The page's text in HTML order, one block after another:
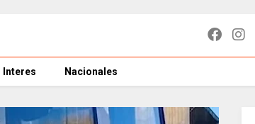
Interes Nacionales